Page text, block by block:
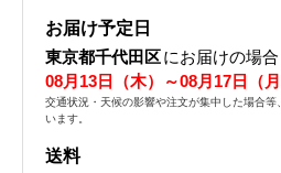
お届け予定日
東京都千代田区にお届けの場合
08月13日（木）～08月17日（月
交通状況・天候の影響や注文が集中した場合
います。
送料